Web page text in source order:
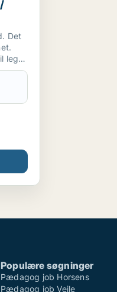
Det
leg
Populære søgninger
Pædagog job Horsens
Pædagog job Vejle